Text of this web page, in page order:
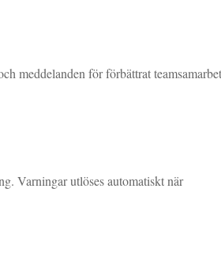
meddelanden för förbättrat
Varningar utlöses automatiskt när